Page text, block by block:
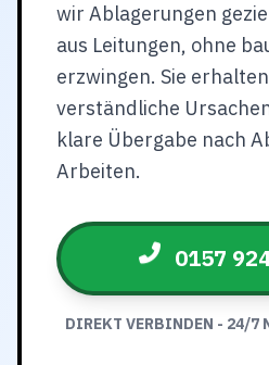
wir Ablagerungen
aus Leitungen, ohne
erzwingen. Sie
verständliche
klare Übergabe nach
Arbeiten.
0157
DIREKT VERBINDEN - 24/7